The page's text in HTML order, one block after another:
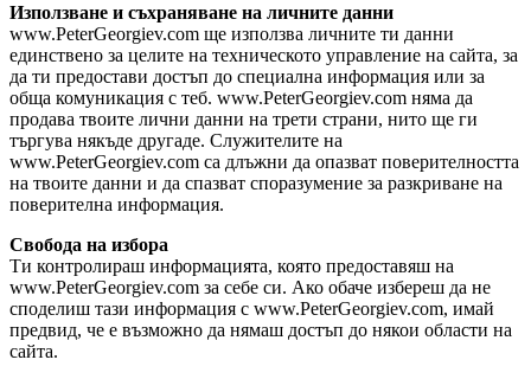
Използване и съхраняване на личните данни
www.PeterGeorgiev.com ще използва личните ти данни
единствено за целите на техническото управление на сайта, за
да ти предостави достъп до специална информация или за
обща комуникация с теб. www.PeterGeorgiev.com няма да
продава твоите лични данни на трети страни, нито ще ги
търгува някъде другаде. Служителите на
www.PeterGeorgiev.com са длъжни да опазват поверителността
на твоите данни и да спазват споразумение за разкриване на
поверителна информация.
Свобода на избора
Ти контролираш информацията, която предоставяш на
www.PeterGeorgiev.com за себе си. Ако обаче избереш да не
споделиш тази информация с www.PeterGeorgiev.com, имай
предвид, че е възможно да нямаш достъп до някои области на
сайта.